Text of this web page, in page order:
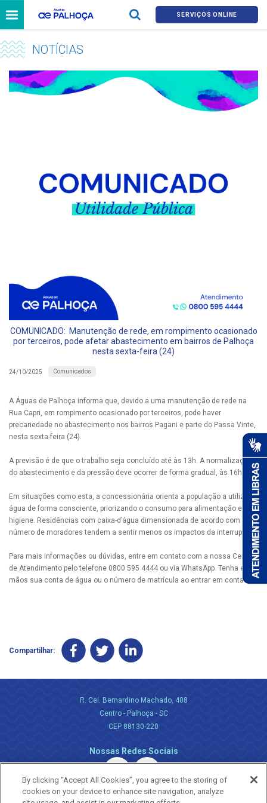
SERVIÇOS ONLINE
NOTÍCIAS
COMUNICADO: Manutenção de rede, em rompimento ocasionado
por terceiros, pode afetar abastecimento em bairros de Palhoça
nesta sexta-feira (24)
24/10/2025 Comunicados
A Águas de Palhoça informa que, devido a uma manutenção de rede na
Rua Capri, em rompimento ocasionado por terceiros, pode haver
precariedade no abastecimento nos bairros Pagani e parte do Passa Vinte,
nesta sexta-feira (24).
A previsão é de que o trabalho seja concluído até às 13h. A normalização
do abastecimento e da pressão deve ocorrer de forma gradual, às 16h.
Em situações como esta, a concessionária orienta a população a utilizar a
água de forma consciente, priorizando o consumo para alimentação e
higiene. Residências com caixa-d’água dimensionada de acordo com o
número de moradores tendem a sentir menos os impactos da interrupção.
Para mais informações ou dúvidas, entre em contato com a nossa Central
de Atendimento pelo telefone 0800 595 4444 ou via WhatsApp. Tenha em
mãos sua conta de água ou o número de matrícula ao entrar em contato.
Compartilhar:
R. Cel. Bernardino Machado, 408
Centro - Palhoça - SC
CEP 88130-220
Nossas Redes Sociais
By clicking “Accept All Cookies”, you agree to the storing of
cookies on your device to enhance site navigation, analyze